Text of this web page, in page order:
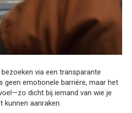
via een transparante
geen emotionele barrière, maar het
dicht bij iemand van wie je
kunnen aanraken.